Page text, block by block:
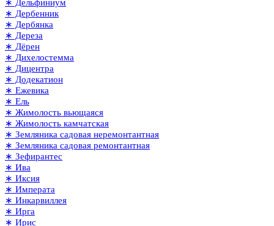
∗ Дельфиниум
∗ Дербенник
∗ Дербянка
∗ Дереза
∗ Дёрен
∗ Дихелостемма
∗ Дицентра
∗ Додекатион
∗ Ежевика
∗ Ель
∗ Жимолость вьющаяся
∗ Жимолость камчатская
∗ Земляника садовая неремонтантная
∗ Земляника садовая ремонтантная
∗ Зефирантес
∗ Ива
∗ Иксия
∗ Императа
∗ Инкарвиллея
∗ Ирга
∗ Ирис